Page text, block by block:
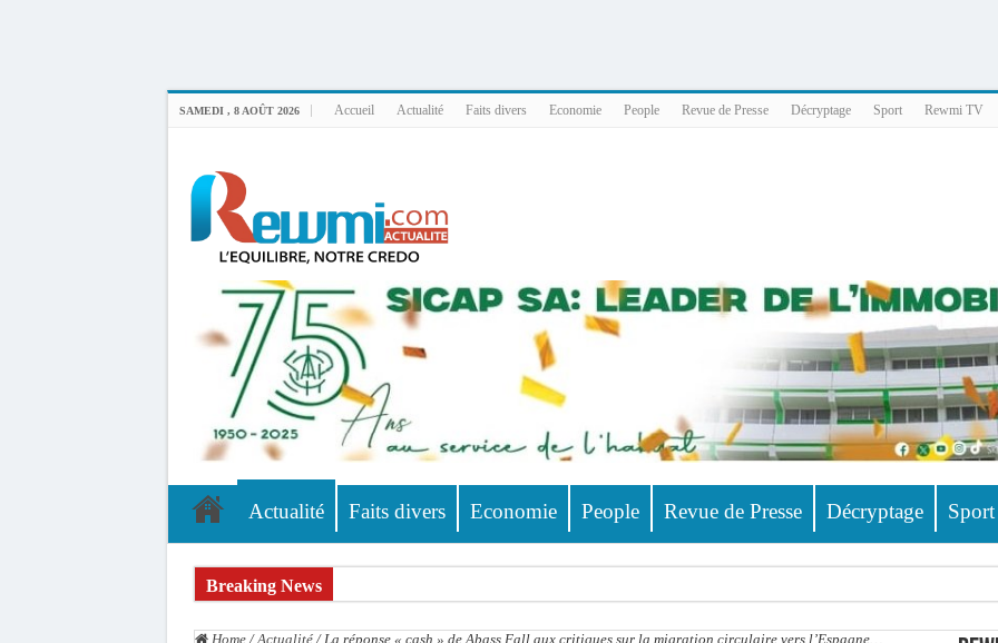
SAMEDI , 8 AOÛT 2026 Accueil Actualité Faits divers Economie People Revue de Presse Décryptage Sport Rewmi TV
Actualité Faits divers Economie People Revue de Presse Décryptage Sport
Breaking News
Home / Actualité / La réponse « cash » de Abass Fall aux critiques sur la migration circulaire vers l’Espagne…